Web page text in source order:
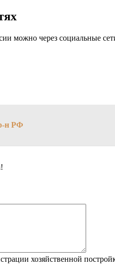
можно через социальные
н РФ
хозяйственной